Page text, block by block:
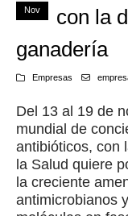
Nov
con la
ganadería
Empresas
Del 13 al 19 de
mundial de
antibióticos, con
la Salud quiere
la creciente
antimicrobianos